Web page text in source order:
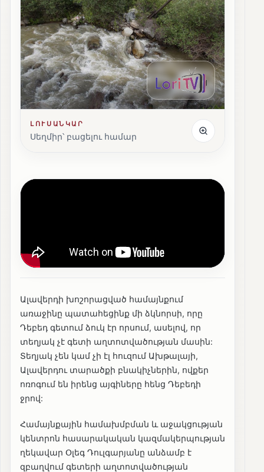
ԼՈՒՍԱՆԿԱՐ
Սեղմիր՝ բացելու համար
Ալավերդի խոշորացված համայնքում
առաջինը պատահեցինք մի ձկնորսի, որը
Դեբեդ գետում ձուկ էր որսում, ասելով, որ
տեղյակ չէ գետի աղտոտվածության մասին:
Տեղյակ չեն կամ չի էլ հուզում Ախթալայի,
Ալավերդու տարածքի բնակիչներին, ովքեր
ոռոգում են իրենց այգիները հենց Դեբեդի
ջրով:
Համայնքային համախմբման և աջակցության
կենտրոն հասարակական կազմակերպության
ղեկավար Օլեգ Դուլգարյանը անձամբ է
զբաղվում գետերի աղտոտվածության